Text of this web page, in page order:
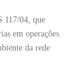
117/04, que
em operações
da rede